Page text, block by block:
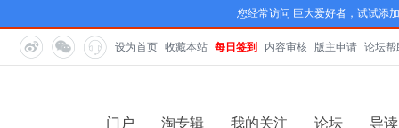
您经常访问 巨大爱好者，试试添
设为首页 收藏本站 每日签到 内容审核 版主申请 论坛帮
门户 淘专辑 我的关注 论坛 导读